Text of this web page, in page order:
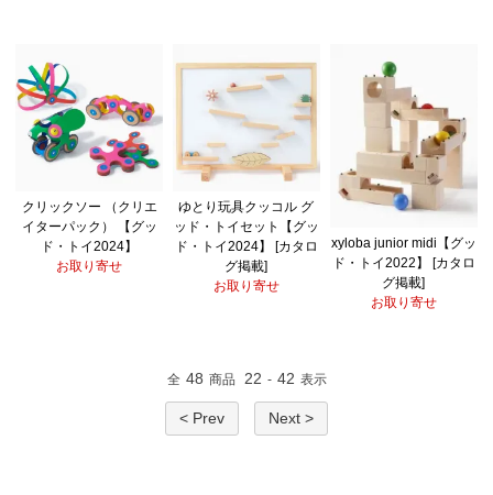
クリックソー （クリエ
イターパック） 【グッ
ド・トイ2024】
お取り寄せ
ゆとり玩具クッコル グ
ッド・トイセット【グッ
ド・トイ2024】 [カタロ
グ掲載]
お取り寄せ
xyloba junior midi【グッ
ド・トイ2022】 [カタロ
グ掲載]
お取り寄せ
全 48 商品 22 - 42 表示
< Prev Next >